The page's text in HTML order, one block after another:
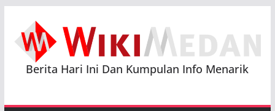
content
Berita Hari Ini Dan Kumpulan Info Menarik